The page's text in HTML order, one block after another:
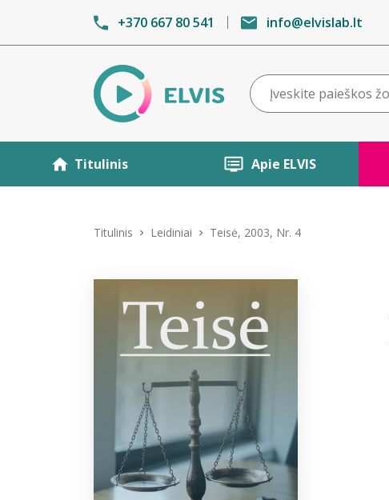
+370 667 80 541 info@elvislab.lt
Titulinis Apie ELVIS
Titulinis Leidiniai Teisė, 2003, Nr. 4